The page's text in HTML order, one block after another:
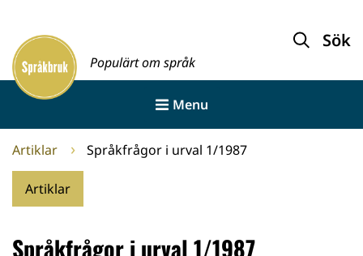
innehållet
Framsida
Populärt om språk
Sök
Menu
Artiklar Språkfrågor i urval 1/1987
Artiklar
Språkfrågor i urval 1/1987